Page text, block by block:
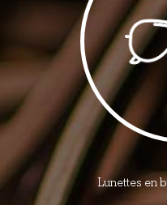
Lunettes en